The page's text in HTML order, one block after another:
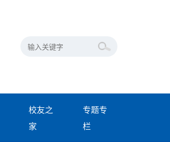
校友之
家
专题专
栏